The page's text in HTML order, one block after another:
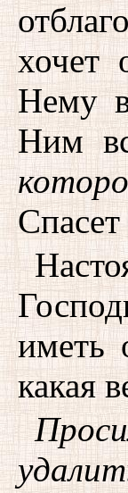
хочет
Нему
Ним
Спасет
иметь
какая